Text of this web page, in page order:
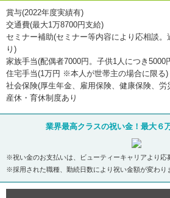
賞与(2022年度実績有)
交通費(最大1万8700円支給)
セミナー補助(セミナー等内容により応相談
り)
家族手当(配偶者7000円。子供1人につき5000
住宅手当(1万円 ※本人が世帯主の場合に限る)
社会保険(厚生年金、雇用保険、健康保険、労
産休・育休制度あり
業界最高クラスの祝い金！最大６
※祝い金のお支払いは、ビューティーキャリアより応
※採用された職種、勤続日数により祝い金額が変わり